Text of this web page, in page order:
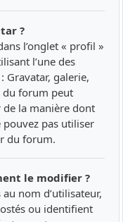
?
l’onglet « profil »
l’une des
Gravatar, galerie,
du forum peut
de la manière dont
pas utiliser
du forum.
le modifier ?
nom d’utilisateur,
ou identifient